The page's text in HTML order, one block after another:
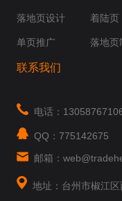
落地页设计
单页推广
着陆页
落地页
联系我们
电话：
QQ：775142675
邮箱：
地址：台州市椒江区